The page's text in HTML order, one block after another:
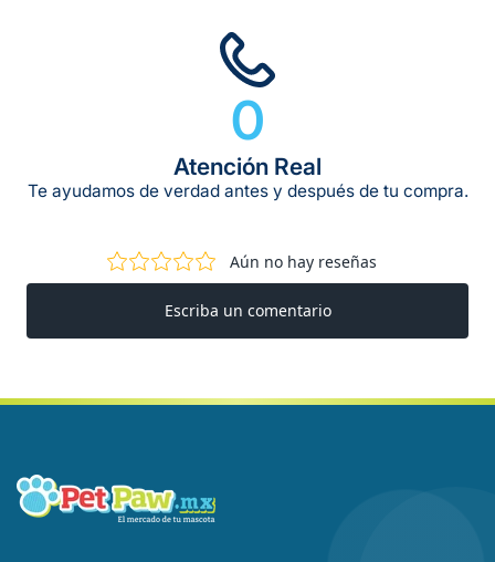
0
Atención Real
Te ayudamos de verdad antes y después de tu compra.